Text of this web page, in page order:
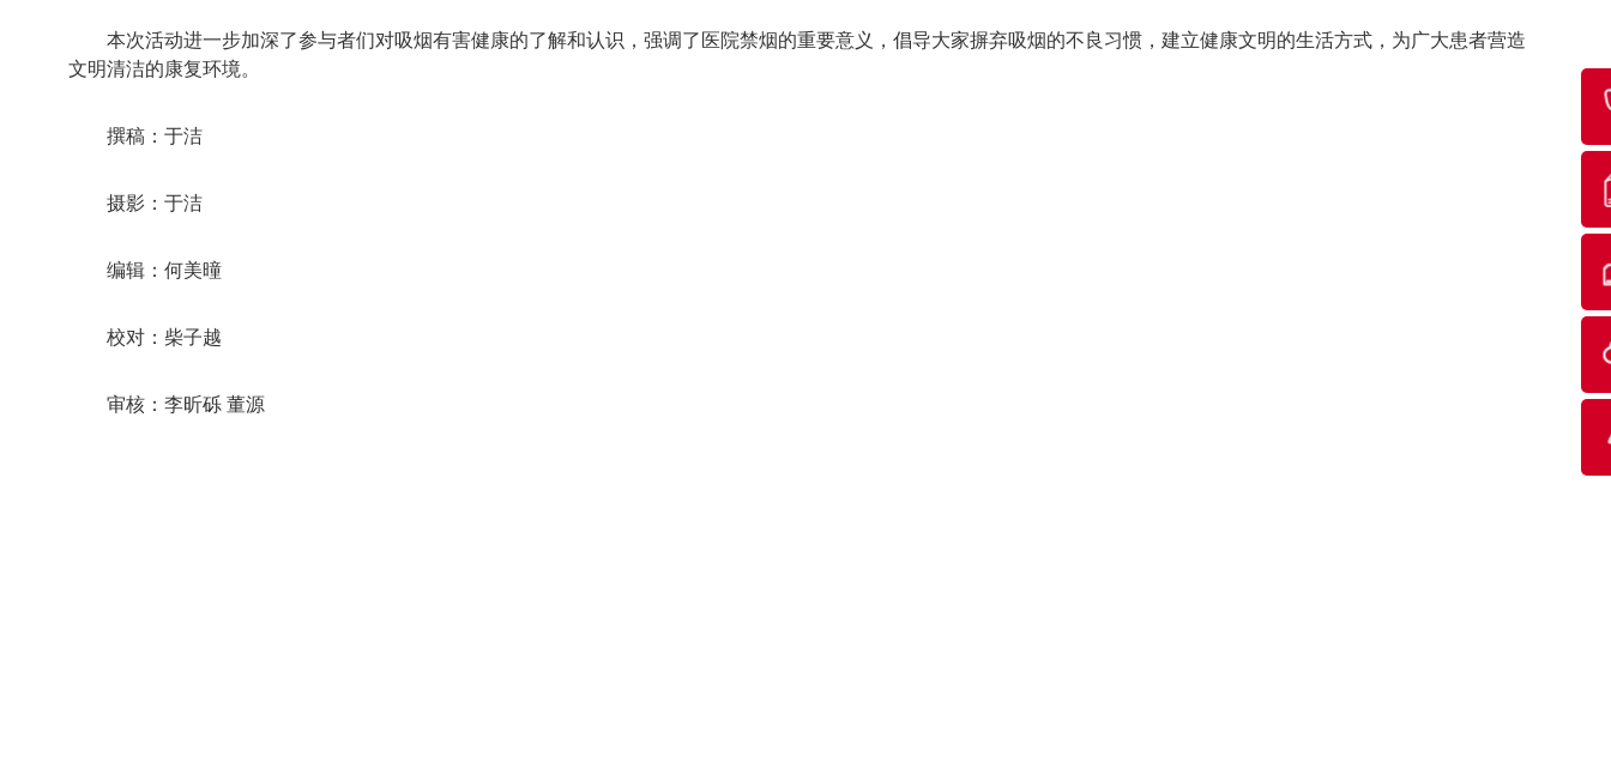
本次活动进一步加深了参与者们对吸烟有害健康的了解和认识，强调了医院禁烟的重要意义，倡导大家摒弃吸烟的不良习惯，建立健康文明的生活方式，为广大患者营造
文明清洁的康复环境。
撰稿：于洁
摄影：于洁
编辑：何美曈
校对：柴子越
审核：李昕砾 董源